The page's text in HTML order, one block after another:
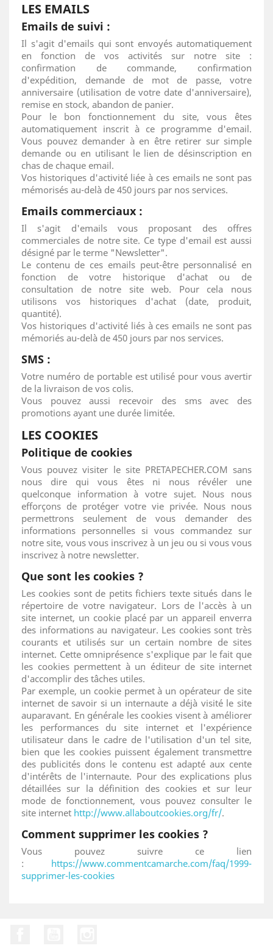
LES EMAILS
Emails de suivi :
Il s'agit d'emails qui sont envoyés automatiquement
en fonction de vos activités sur notre site :
confirmation de commande, confirmation
d'expédition, demande de mot de passe, votre
anniversaire (utilisation de votre date d'anniversaire),
remise en stock, abandon de panier.
Pour le bon fonctionnement du site, vous êtes
automatiquement inscrit à ce programme d'email.
Vous pouvez demander à en être retirer sur simple
demande ou en utilisant le lien de désinscription en
chas de chaque email.
Vos historiques d'activité liée à ces emails ne sont pas
mémorisés au-delà de 450 jours par nos services.
Emails commerciaux :
Il s'agit d'emails vous proposant des offres
commerciales de notre site. Ce type d'email est aussi
désigné par le terme "Newsletter".
Le contenu de ces emails peut-être personnalisé en
fonction de votre historique d'achat ou de
consultation de notre site web. Pour cela nous
utilisons vos historiques d'achat (date, produit,
quantité).
Vos historiques d'activité liés à ces emails ne sont pas
mémoriés au-delà de 450 jours par nos services.
SMS :
Votre numéro de portable est utilisé pour vous avertir
de la livraison de vos colis.
Vous pouvez aussi recevoir des sms avec des
promotions ayant une durée limitée.
LES COOKIES
Politique de cookies
Vous pouvez visiter le site PRETAPECHER.COM sans
nous dire qui vous êtes ni nous révéler une
quelconque information à votre sujet. Nous nous
efforçons de protéger votre vie privée. Nous nous
permettrons seulement de vous demander des
informations personnelles si vous commandez sur
notre site, vous vous inscrivez à un jeu ou si vous vous
inscrivez à notre newsletter.
Que sont les cookies ?
Les cookies sont de petits fichiers texte situés dans le
répertoire de votre navigateur. Lors de l'accès à un
site internet, un cookie placé par un appareil enverra
des informations au navigateur. Les cookies sont très
courants et utilisés sur un certain nombre de sites
internet. Cette omniprésence s'explique par le fait que
les cookies permettent à un éditeur de site internet
d'accomplir des tâches utiles.
Par exemple, un cookie permet à un opérateur de site
internet de savoir si un internaute a déjà visité le site
auparavant. En générale les cookies visent à améliorer
les performances du site internet et l'expérience
utilisateur dans le cadre de l'utilisation d'un tel site,
bien que les cookies puissent également transmettre
des publicités dons le contenu est adapté aux cente
d'intérêts de l'internaute. Pour des explications plus
détaillées sur la définition des cookies et sur leur
mode de fonctionnement, vous pouvez consulter le
site internet http://www.allaboutcookies.org/fr/.
Comment supprimer les cookies ?
Vous pouvez suivre ce lien
: https://www.commentcamarche.com/faq/1999-
supprimer-les-cookies